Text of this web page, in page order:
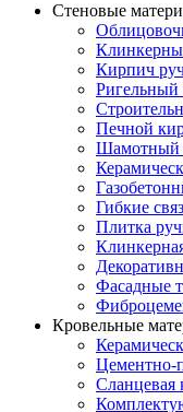
Стеновые
Кирпич
Ригельный
Печной
Шамотный
Гибкие
Плитка
Фасадные
Кровельные
Цементно-
Сланцевая